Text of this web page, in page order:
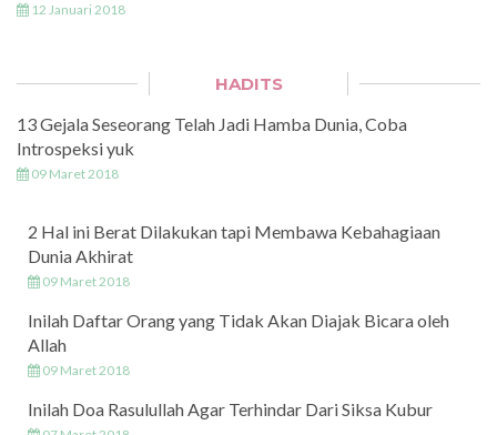
12 Januari 2018
HADITS
13 Gejala Seseorang Telah Jadi Hamba Dunia, Coba
Introspeksi yuk
09 Maret 2018
2 Hal ini Berat Dilakukan tapi Membawa Kebahagiaan
Dunia Akhirat
09 Maret 2018
Inilah Daftar Orang yang Tidak Akan Diajak Bicara oleh
Allah
09 Maret 2018
Inilah Doa Rasulullah Agar Terhindar Dari Siksa Kubur